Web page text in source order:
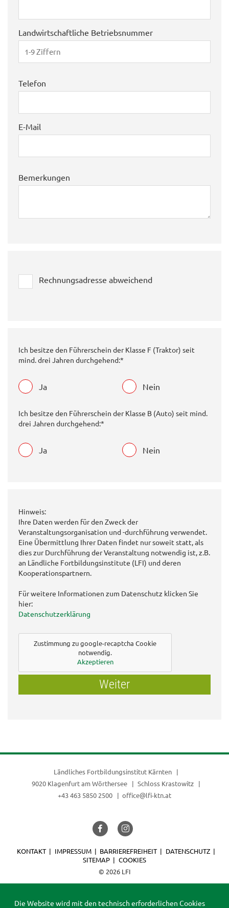
Landwirtschaftliche Betriebsnummer
Telefon
E-Mail
Bemerkungen
Rechnungsadresse abweichend
Ich besitze den Führerschein der Klasse F (Traktor) seit
mind. drei Jahren durchgehend:*
Ja Nein
Ich besitze den Führerschein der Klasse B (Auto) seit mind.
drei Jahren durchgehend:*
Ja Nein
Hinweis:
Ihre Daten werden für den Zweck der
Veranstaltungsorganisation und -durchführung verwendet.
Eine Übermittlung Ihrer Daten findet nur soweit statt, als
dies zur Durchführung der Veranstaltung notwendig ist, z.B.
an Ländliche Fortbildungsinstitute (LFI) und deren
Kooperationspartnern.
Für weitere Informationen zum Datenschutz klicken Sie
hier:
Datenschutzerklärung
Zustimmung zu google-recaptcha Cookie
notwendig.
Akzeptieren
Weiter
Ländliches Fortbildungsinstitut Kärnten
9020 Klagenfurt am Wörthersee
Schloss Krastowitz
+43 463 5850 2500
office@lfi-ktn.at
© 2026 LFI
KONTAKT IMPRESSUM BARRIEREFREIHEIT
DATENSCHUTZ
SITEMAP
COOKIES
Die Website wird mit den technisch erforderlichen Cookies